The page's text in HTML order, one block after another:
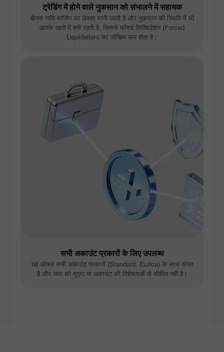
ट्रेडिंग में होने वाले नुकसान को संभालने में सहायक
बोनस राशि मार्जिन का हिस्सा मानी जाती है और नुकसान की स्थिति में भी
आपके खाते में बनी रहती है, जिससे फोर्स्ड लिक्विडेशन (Forced
Liquidation) का जोखिम कम होता है।
सभी अकाउंट प्रकारों के लिए उपलब्ध
यह ऑफर सभी अकाउंट प्रकारों (Standard, Eurica) के साथ संगत
है और जमा की मुद्रा या अकाउंट की विशेषताओं से सीमित नहीं है।